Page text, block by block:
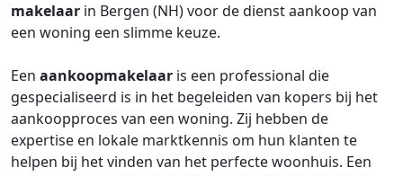
makelaar in Bergen (NH) voor de dienst aankoop van
een woning een slimme keuze.
Een aankoopmakelaar is een professional die
gespecialiseerd is in het begeleiden van kopers bij het
aankoopproces van een woning. Zij hebben de
expertise en lokale marktkennis om hun klanten te
helpen bij het vinden van het perfecte woonhuis. Een